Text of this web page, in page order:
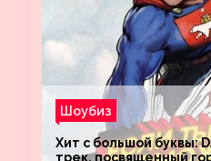
Шоубиз
Хит с большой буквы:
трек, посвященный